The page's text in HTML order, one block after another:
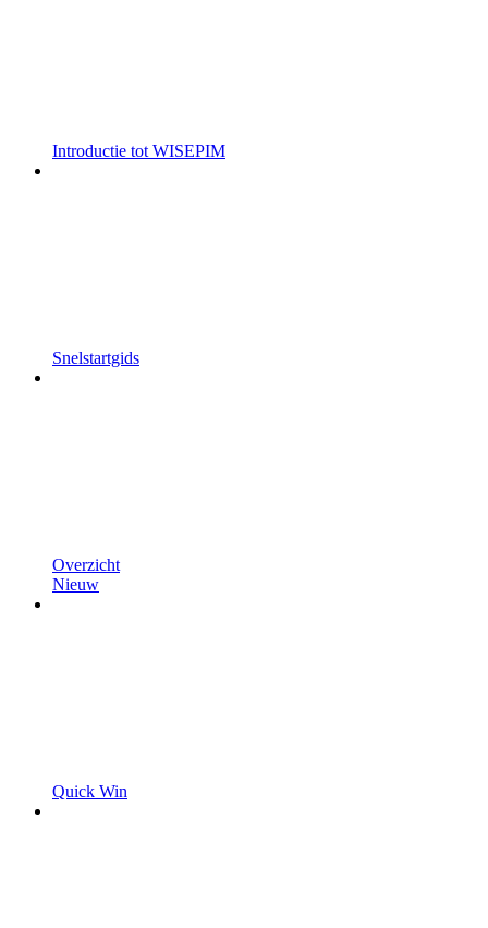
Introductie tot WISEPIM
Snelstartgids
Overzicht
Nieuw
Quick Win